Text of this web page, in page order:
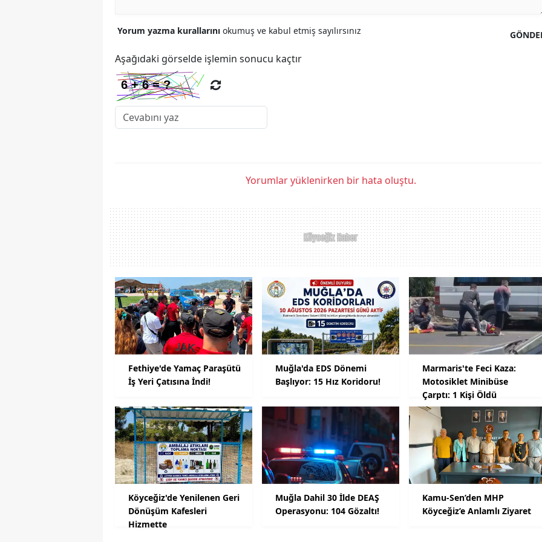
Yorum yazma kurallarını okumuş ve kabul etmiş sayılırsınız
Aşağıdaki görselde işlemin sonucu kaçtır
Yorumlar yüklenirken bir hata oluştu.
Fethiye'de Yamaç Paraşütü
İş Yeri Çatısına İndi!
Muğla'da EDS Dönemi
Başlıyor: 15 Hız Koridoru!
Marmaris'te Feci Kaza:
Motosiklet Minibüse
Çarptı: 1 Kişi Öldü
Köyceğiz'de Yenilenen Geri
Dönüşüm Kafesleri
Hizmette
Muğla Dahil 30 İlde DEAŞ
Operasyonu: 104 Gözaltı!
Kamu-Sen’den MHP
Köyceğiz’e Anlamlı Ziyaret